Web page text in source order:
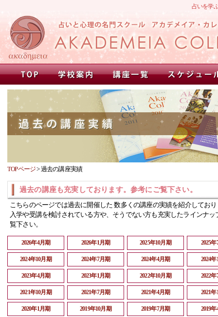
占いを学
TOPページ>過去の講座実績
過去の講座も充実しております。参考にご覧下さい。
こちらのページでは過去に開催した 数多くの講座の実績を紹介してお
入学や受講を検討されている方や、そうでない方も充実したラインナッ
覧下さい。
2026年4月期 2026年1月期 2025年10月期 2025
2024年10月期 2024年7月期 2024年4月期 2024
2023年4月期 2023年1月期 2022年10月期 2022
2021年10月期 2021年7月期 2021年4月期 2021
2020年1月期 2019年10月期 2019年7月期 2019